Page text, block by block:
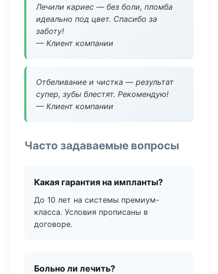
Лечили кариес — без боли, пломба
идеально под цвет. Спасибо за
заботу!
— Клиент компании
Отбеливание и чистка — результат
супер, зубы блестят. Рекомендую!
— Клиент компании
Часто задаваемые вопросы
Какая гарантия на импланты?
До 10 лет на системы премиум-
класса. Условия прописаны в
договоре.
Больно ли лечить?